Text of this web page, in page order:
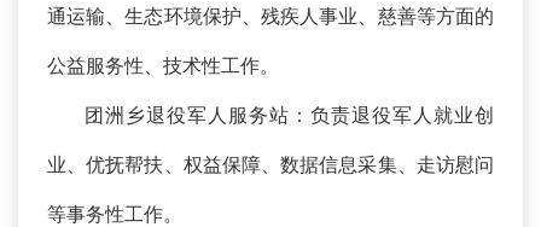
通运输、生态环境保护、残疾人事业、慈善等方面的
公益服务性、技术性工作。
团洲乡退役军人服务站：负责退役军人就业创
业、优抚帮扶、权益保障、数据信息采集、走访慰问
等事务性工作。